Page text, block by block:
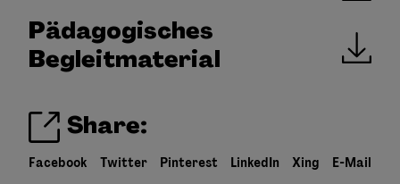
Pädagogisches
Begleitmaterial
Share:
Facebook Twitter Pinterest LinkedIn Xing E-Mail